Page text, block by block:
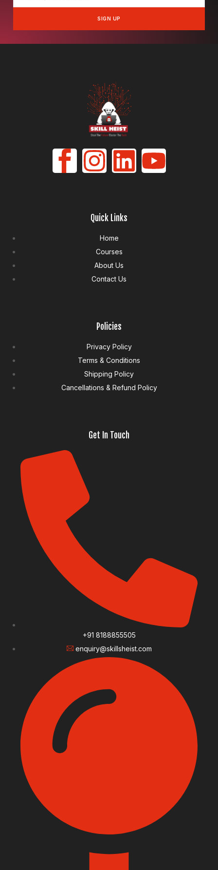
SIGN UP
Quick Links
Home
Courses
About Us
Contact Us
Policies
Privacy Policy
Terms & Conditions
Shipping Policy
Cancellations & Refund Policy
Get In Touch
+91 8188855505
enquiry@skillsheist.com